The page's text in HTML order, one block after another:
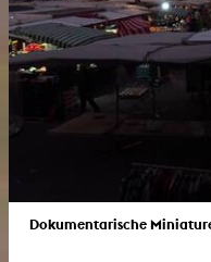
Dokumentarische